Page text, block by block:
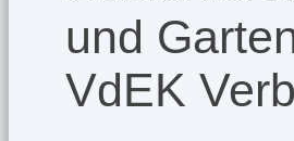
und
VdEK